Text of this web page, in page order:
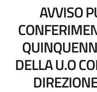
AVVISO
DELLA U.O